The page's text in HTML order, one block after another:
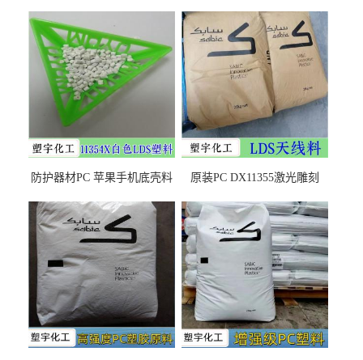
防护器材PC 苹果手机底壳料
之忧
原装PC DX11355激光雕刻